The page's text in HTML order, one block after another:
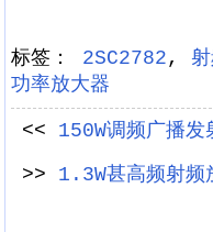
标签： 2SC2782,
功率放大器
<< 150W调频广播发
>> 1.3W甚高频射